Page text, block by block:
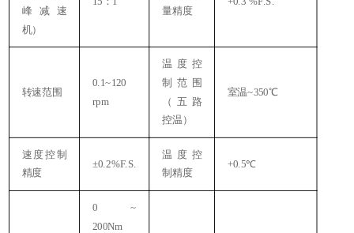
峰减速
机）
量精度
转速范围
0.1~120
rpm
温度控
制范围
（五路
控温）
室温~350℃
速度控制
精度
±0.2%F.S.
温度控
制精度
+0.5℃
0 ~
200Nm